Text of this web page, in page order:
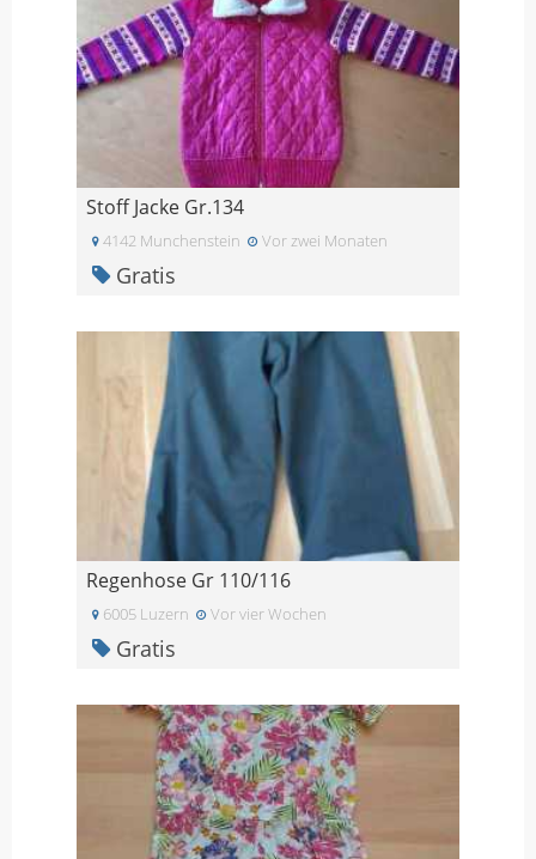
Stoff Jacke Gr.134
4142 Munchenstein Vor zwei Monaten
Gratis
Regenhose Gr 110/116
6005 Luzern Vor vier Wochen
Gratis